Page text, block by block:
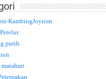
KambingJoynim
putih